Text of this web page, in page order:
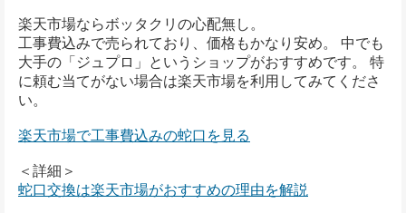
楽天市場ならボッタクリの心配無し。
工事費込みで売られており、価格もかなり安め。 中でも
大手の「ジュプロ」というショップがおすすめです。 特
に頼む当てがない場合は楽天市場を利用してみてくださ
い。
楽天市場で工事費込みの蛇口を見る
＜詳細＞
蛇口交換は楽天市場がおすすめの理由を解説